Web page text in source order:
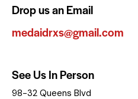
Drop us an Email
medaidrxs@gmail.com
See Us In Person
98-32 Queens Blvd